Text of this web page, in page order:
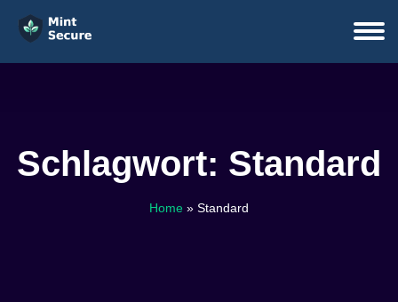
Schlagwort: Standard
Home » Standard